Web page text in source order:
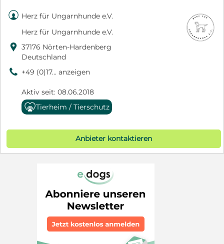
 Herz für Ungarnhunde e.V.
Herz für Ungarnhunde e.V.
 37176 Nörten-Hardenberg
Deutschland
9 +49 (0)17... anzeigen
Aktiv seit: 08.06.2018
Tierheim / Tierschutz
Anbieter kontaktieren